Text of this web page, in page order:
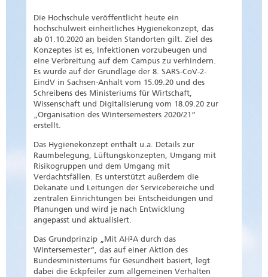
Die Hochschule veröffentlicht heute ein
hochschulweit einheitliches Hygienekonzept, das
ab 01.10.2020 an beiden Standorten gilt. Ziel des
Konzeptes ist es, Infektionen vorzubeugen und
eine Verbreitung auf dem Campus zu verhindern.
Es wurde auf der Grundlage der 8. SARS-CoV-2-
EindV in Sachsen-Anhalt vom 15.09.20 und des
Schreibens des Ministeriums für Wirtschaft,
Wissenschaft und Digitalisierung vom 18.09.20 zur
„Organisation des Wintersemesters 2020/21“
erstellt.
Das Hygienekonzept enthält u.a. Details zur
Raumbelegung, Lüftungskonzepten, Umgang mit
Risikogruppen und dem Umgang mit
Verdachtsfällen. Es unterstützt außerdem die
Dekanate und Leitungen der Servicebereiche und
zentralen Einrichtungen bei Entscheidungen und
Planungen und wird je nach Entwicklung
angepasst und aktualisiert.
Das Grundprinzip „Mit AH²A durch das
Wintersemester“, das auf einer Aktion des
Bundesministeriums für Gesundheit basiert, legt
dabei die Eckpfeiler zum allgemeinen Verhalten